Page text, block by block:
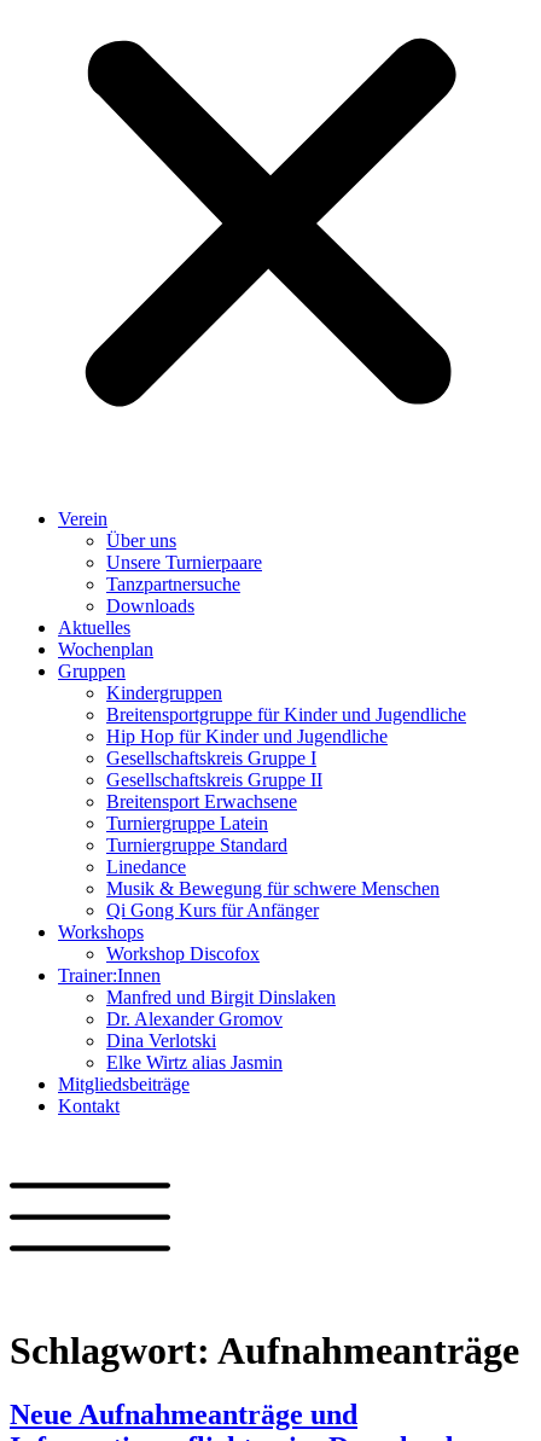
Verein
Über uns
Unsere Turnierpaare
Tanzpartnersuche
Downloads
Aktuelles
Wochenplan
Gruppen
Kindergruppen
Breitensportgruppe für Kinder und Jugendliche
Hip Hop für Kinder und Jugendliche​
Gesellschaftskreis Gruppe I
Gesellschaftskreis Gruppe II
Breitensport Erwachsene
Turniergruppe Latein
Turniergruppe Standard
Linedance
Musik & Bewegung für schwere Menschen​
Qi Gong Kurs für Anfänger
Workshops
Workshop Discofox
Trainer:Innen
Manfred und Birgit Dinslaken
Dr. Alexander Gromov
Dina Verlotski
Elke Wirtz alias Jasmin
Mitgliedsbeiträge
Kontakt
Schlagwort: Aufnahmeanträge
Neue Aufnahmeanträge und